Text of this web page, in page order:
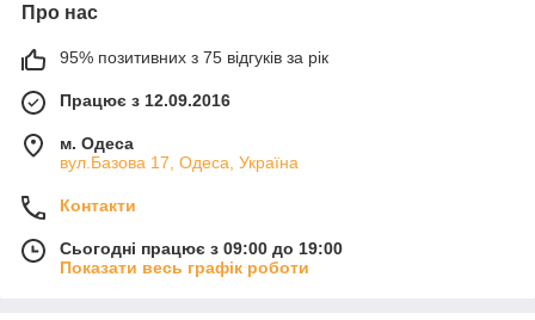
Про нас
95% позитивних з 75 відгуків за рік
Працює з 12.09.2016
м. Одеса
вул.Базова 17, Одеса, Україна
Контакти
Сьогодні працює з 09:00 до 19:00
Показати весь графік роботи